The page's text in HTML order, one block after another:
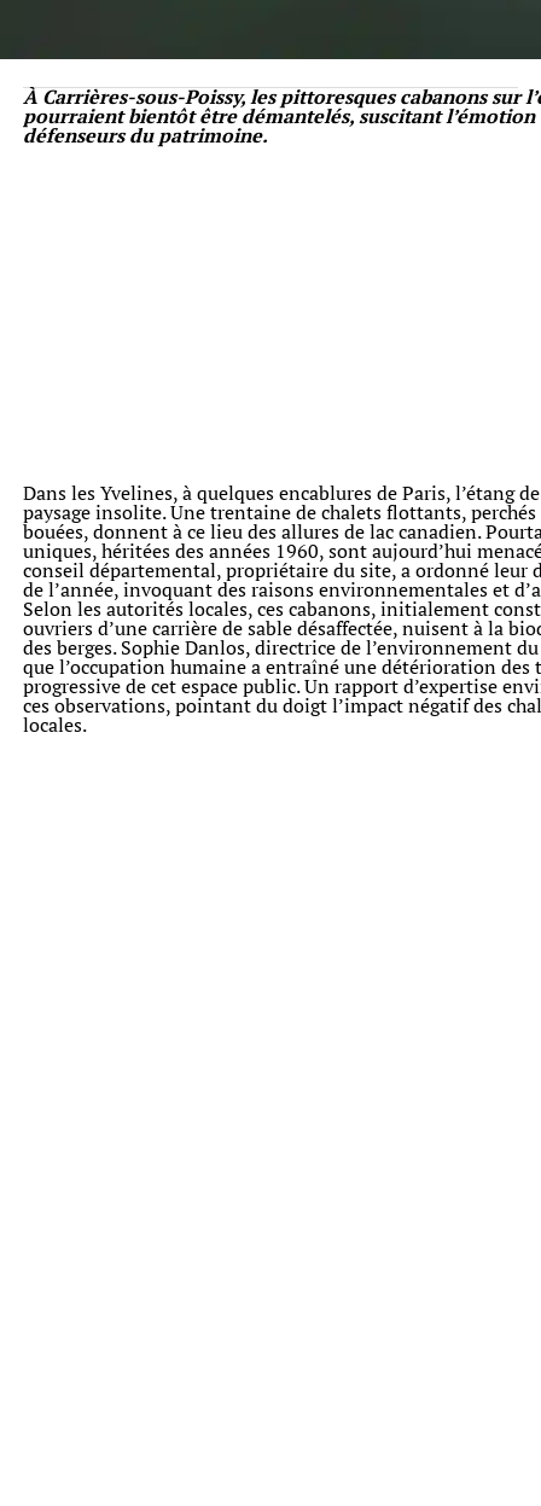
À Carrières-sous-Poissy, les pittoresques cabanons sur
pourraient bientôt être démantelés, suscitant
défenseurs du patrimoine.
Dans les Yvelines, à quelques encablures de Paris, l’étang
paysage insolite. Une trentaine de chalets flottants,
bouées, donnent à ce lieu des allures de lac canadien.
uniques, héritées des années 1960, sont aujourd’hui
conseil départemental, propriétaire du site, a ordonné leur
de l’année, invoquant des raisons environnementales et
Selon les autorités locales, ces cabanons, initialement
ouvriers d’une carrière de sable désaffectée, nuisent à la
des berges. Sophie Danlos, directrice de l’environnement
que l’occupation humaine a entraîné une détérioration
progressive de cet espace public. Un rapport d’expertise
ces observations, pointant du doigt l’impact négatif des
locales.